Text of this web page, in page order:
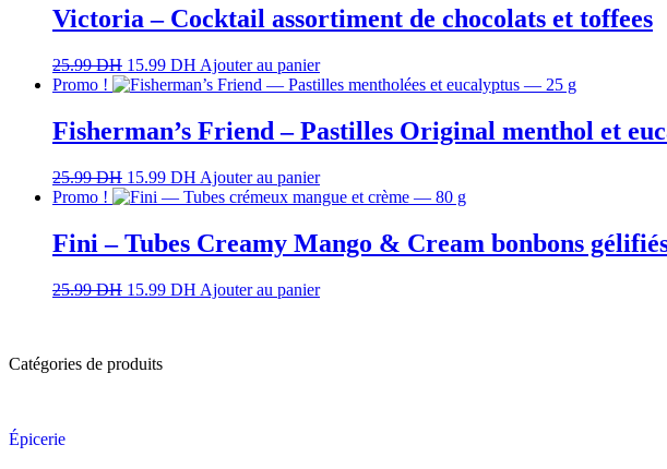
Victoria – Cocktail assortiment de chocolats et toffees
25.99DH 15.99 DH Ajouter au panier
Promo !
Fisherman’s Friend – Pastilles Original menthol et
25.99DH 15.99 DH Ajouter au panier
Promo !
Fini – Tubes Creamy Mango & Cream bonbons
25.99DH 15.99 DH Ajouter au panier
Catégories de produits
Épicerie